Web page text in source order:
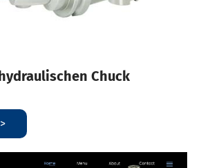
Chuck